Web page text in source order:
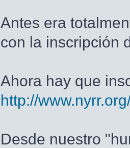
Antes era
con la inscripción
Ahora hay que
http://
Desde nuestro